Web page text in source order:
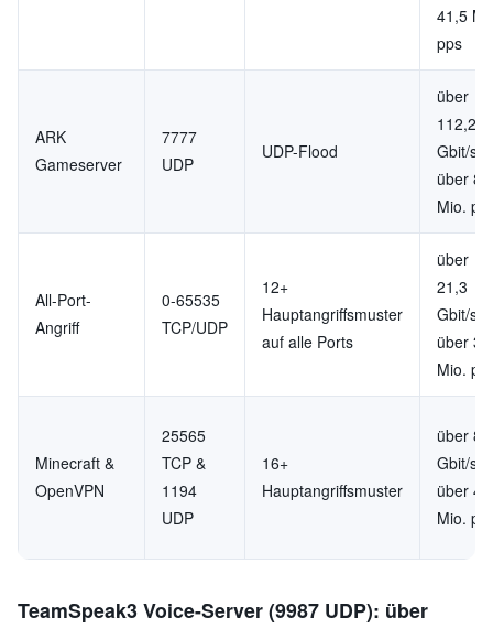
41,5
pps
ARK
Gameserver
7777
UDP
UDP-Flood
über
112,2
Gbit/s,
über
Mio.
All-Port-
Angriff
0-65535
TCP/UDP
12+
Hauptangriffsmuster
auf alle Ports
über
21,3
Gbit/s,
über
Mio.
Minecraft &
OpenVPN
25565
TCP &
1194
UDP
16+
Hauptangriffsmuster
über
Gbit/s,
über 4
Mio.
TeamSpeak3 Voice-Server (9987 UDP): über